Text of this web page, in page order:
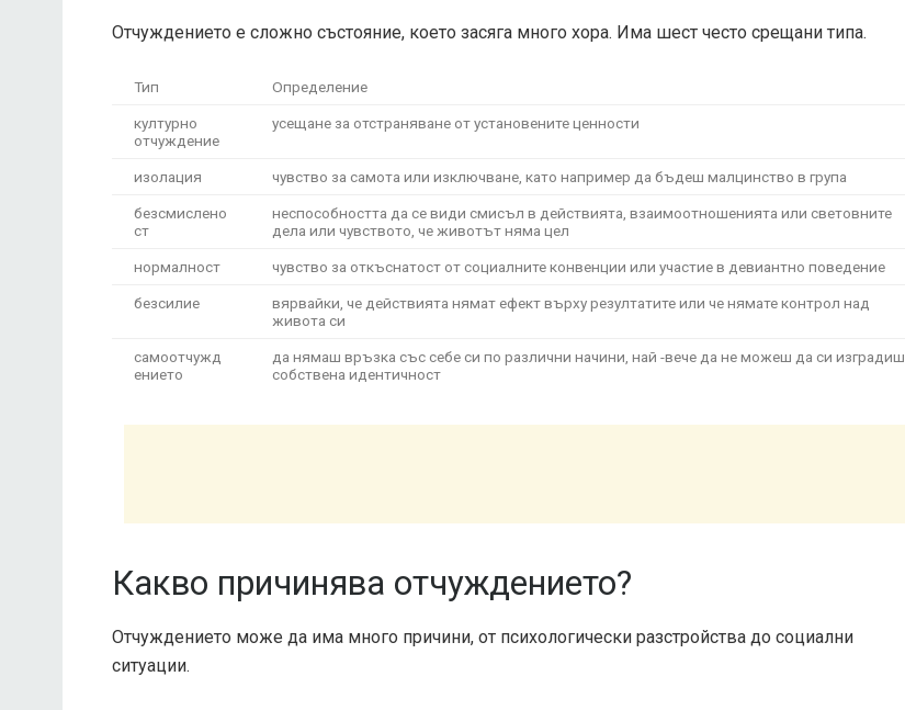
Отчуждението е сложно състояние, което засяга много хора. Има шест често срещани типа.
Тип Определение
културно
отчуждение
усещане за отстраняване от установените ценности
изолация чувство за самота или изключване, като например да бъдеш малцинство в група
безсмислено
ст
неспособността да се види смисъл в действията, взаимоотношенията или световните
дела или чувството, че животът няма цел
нормалност чувство за откъснатост от социалните конвенции или участие в девиантно поведение
безсилие
вярвайки, че действията нямат ефект върху резултатите или че нямате контрол над
живота си
самоотчужд
ението
да нямаш връзка със себе си по различни начини, най -вече да не можеш да си изградиш
собствена идентичност
Какво причинява отчуждението?
Отчуждението може да има много причини, от психологически разстройства до социални
ситуации.